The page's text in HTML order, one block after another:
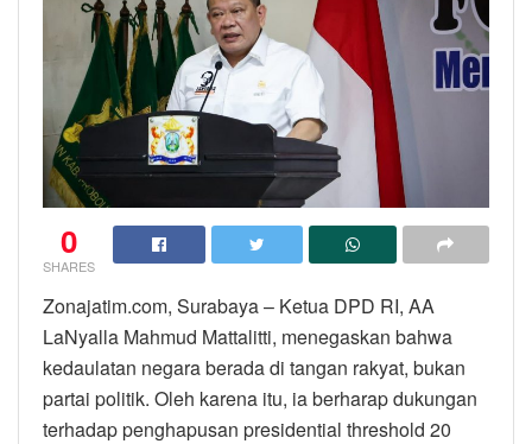
0
SHARES
Zonajatim.com, Surabaya – Ketua DPD RI, AA
LaNyalla Mahmud Mattalitti, menegaskan bahwa
kedaulatan negara berada di tangan rakyat, bukan
partai politik. Oleh karena itu, ia berharap dukungan
terhadap penghapusan presidential threshold 20